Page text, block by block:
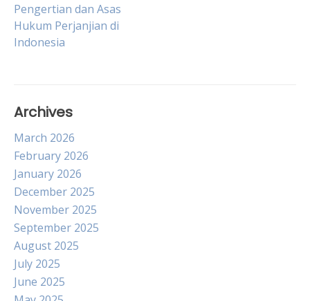
Post
navigation
Pengertian dan Asas
Hukum Perjanjian di
Indonesia
Archives
March 2026
February 2026
January 2026
December 2025
November 2025
September 2025
August 2025
July 2025
June 2025